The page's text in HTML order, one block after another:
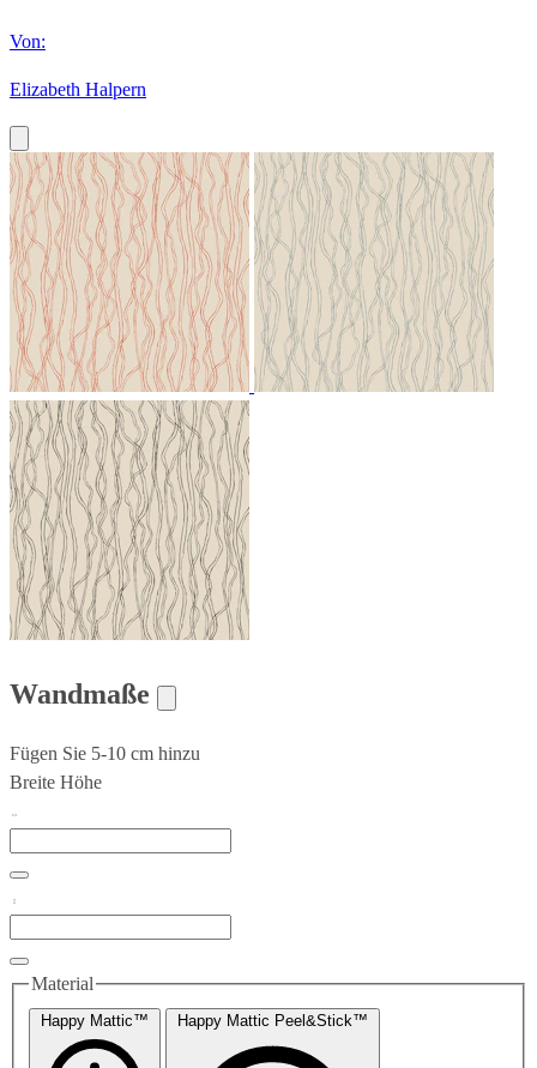
Von:
Elizabeth Halpern
Wandmaße
Fügen Sie 5-10 cm hinzu
Breite Höhe
Material
Happy Mattic™ Happy Mattic Peel&Stick™